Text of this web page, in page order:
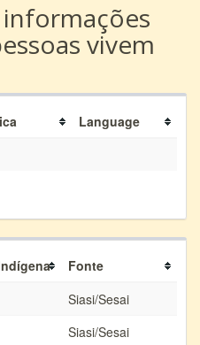
vivem
Language
Fonte
Siasi/Sesai
Siasi/Sesai